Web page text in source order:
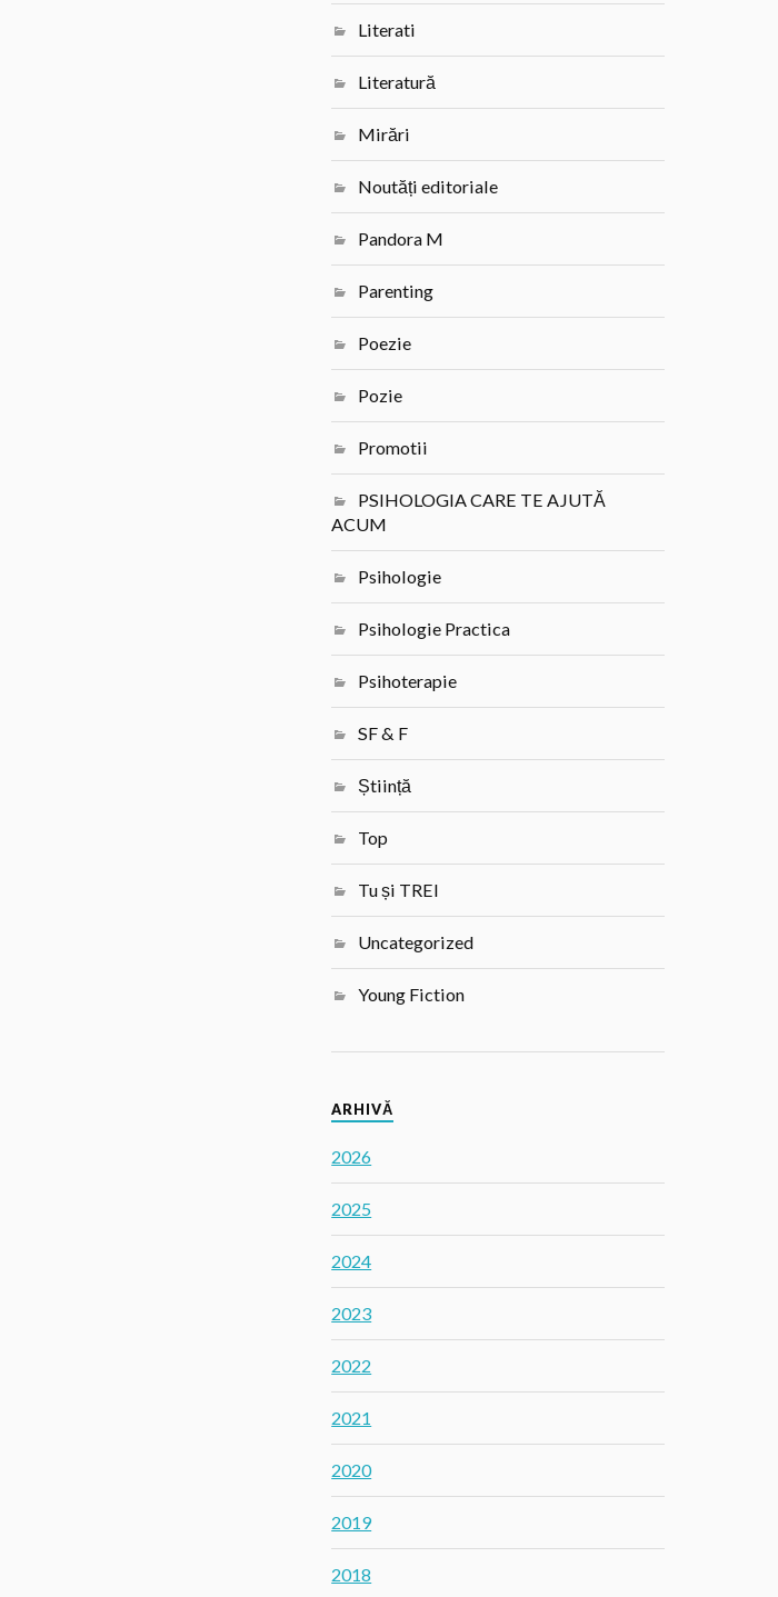
Literati
Literatură
Mirări
Noutăți editoriale
Pandora M
Parenting
Poezie
Pozie
Promotii
PSIHOLOGIA CARE TE AJUTĂ
ACUM
Psihologie
Psihologie Practica
Psihoterapie
SF & F
Știință
Top
Tu și TREI
Uncategorized
Young Fiction
ARHIVĂ
2026
2025
2024
2023
2022
2021
2020
2019
2018